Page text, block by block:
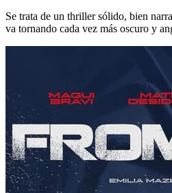
Se trata de un thriller sólido, bien
va tornando cada vez más oscuro y